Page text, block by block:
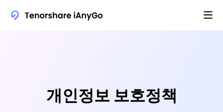
개인정보 보호정책